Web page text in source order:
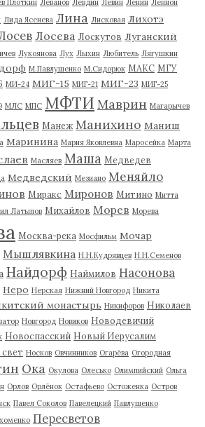
Плоткин Леванов Левдин Левин Ленин Леннон
Лида Ясенева Лина Лисковая Лихотэ
Лосева Лоскутов Луганский
Лукоянова Лух Лыхин Любитель Лягушкин
М.Павлушенко М.Сидорюк МАКС МГУ
МИ-24 МИГ-15 МИГ-21 МИГ-23 МИГ-25
МЛС МПС МФТИ Маврин Магарычев
Манеж Манихино Маниш
Маринина Мария Яковлевна Маросейка Марта
Масляев Маша Медведев
Медведский Мезиано Меняйло
Миракс Миронов Митино Митта
Латыпов Михайлов Морев Морева
Москва-река Мосфильм Мочар
Мышлявкина Н.Н.Кудрявцев Н.Н.Семенов
Найдорф Наймилов Насонова
Неро Нерская Нижний Новгород Никита
монастырь Никифоров Николаев
Новгород Новиков Новодевичий
Новоспасский Новый Иерусалим
Носков Овчинников Огарёва Огородная
Ока Окулова Олесько Олимпийский Ольга
Орлов Орлёнок Остафьево Остоженка Остров
Павел Соколов Павелецкий Павлушенко
Пересветов